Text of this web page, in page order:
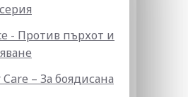
- Против пърхот и
– За боядисана